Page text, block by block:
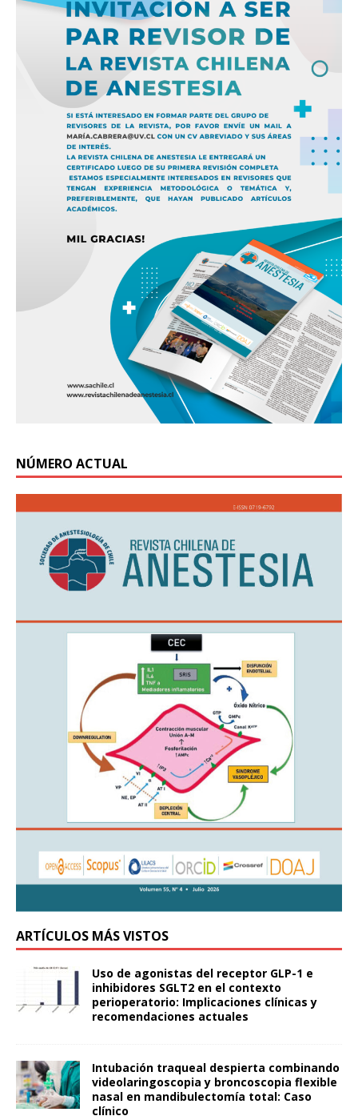
NÚMERO ACTUAL
ARTÍCULOS MÁS VISTOS
Uso de agonistas del receptor GLP-1 e
inhibidores SGLT2 en el contexto
perioperatorio: Implicaciones clínicas y
recomendaciones actuales
Intubación traqueal despierta combinando
videolaringoscopia y broncoscopia flexible
nasal en mandibulectomía total: Caso
clínico